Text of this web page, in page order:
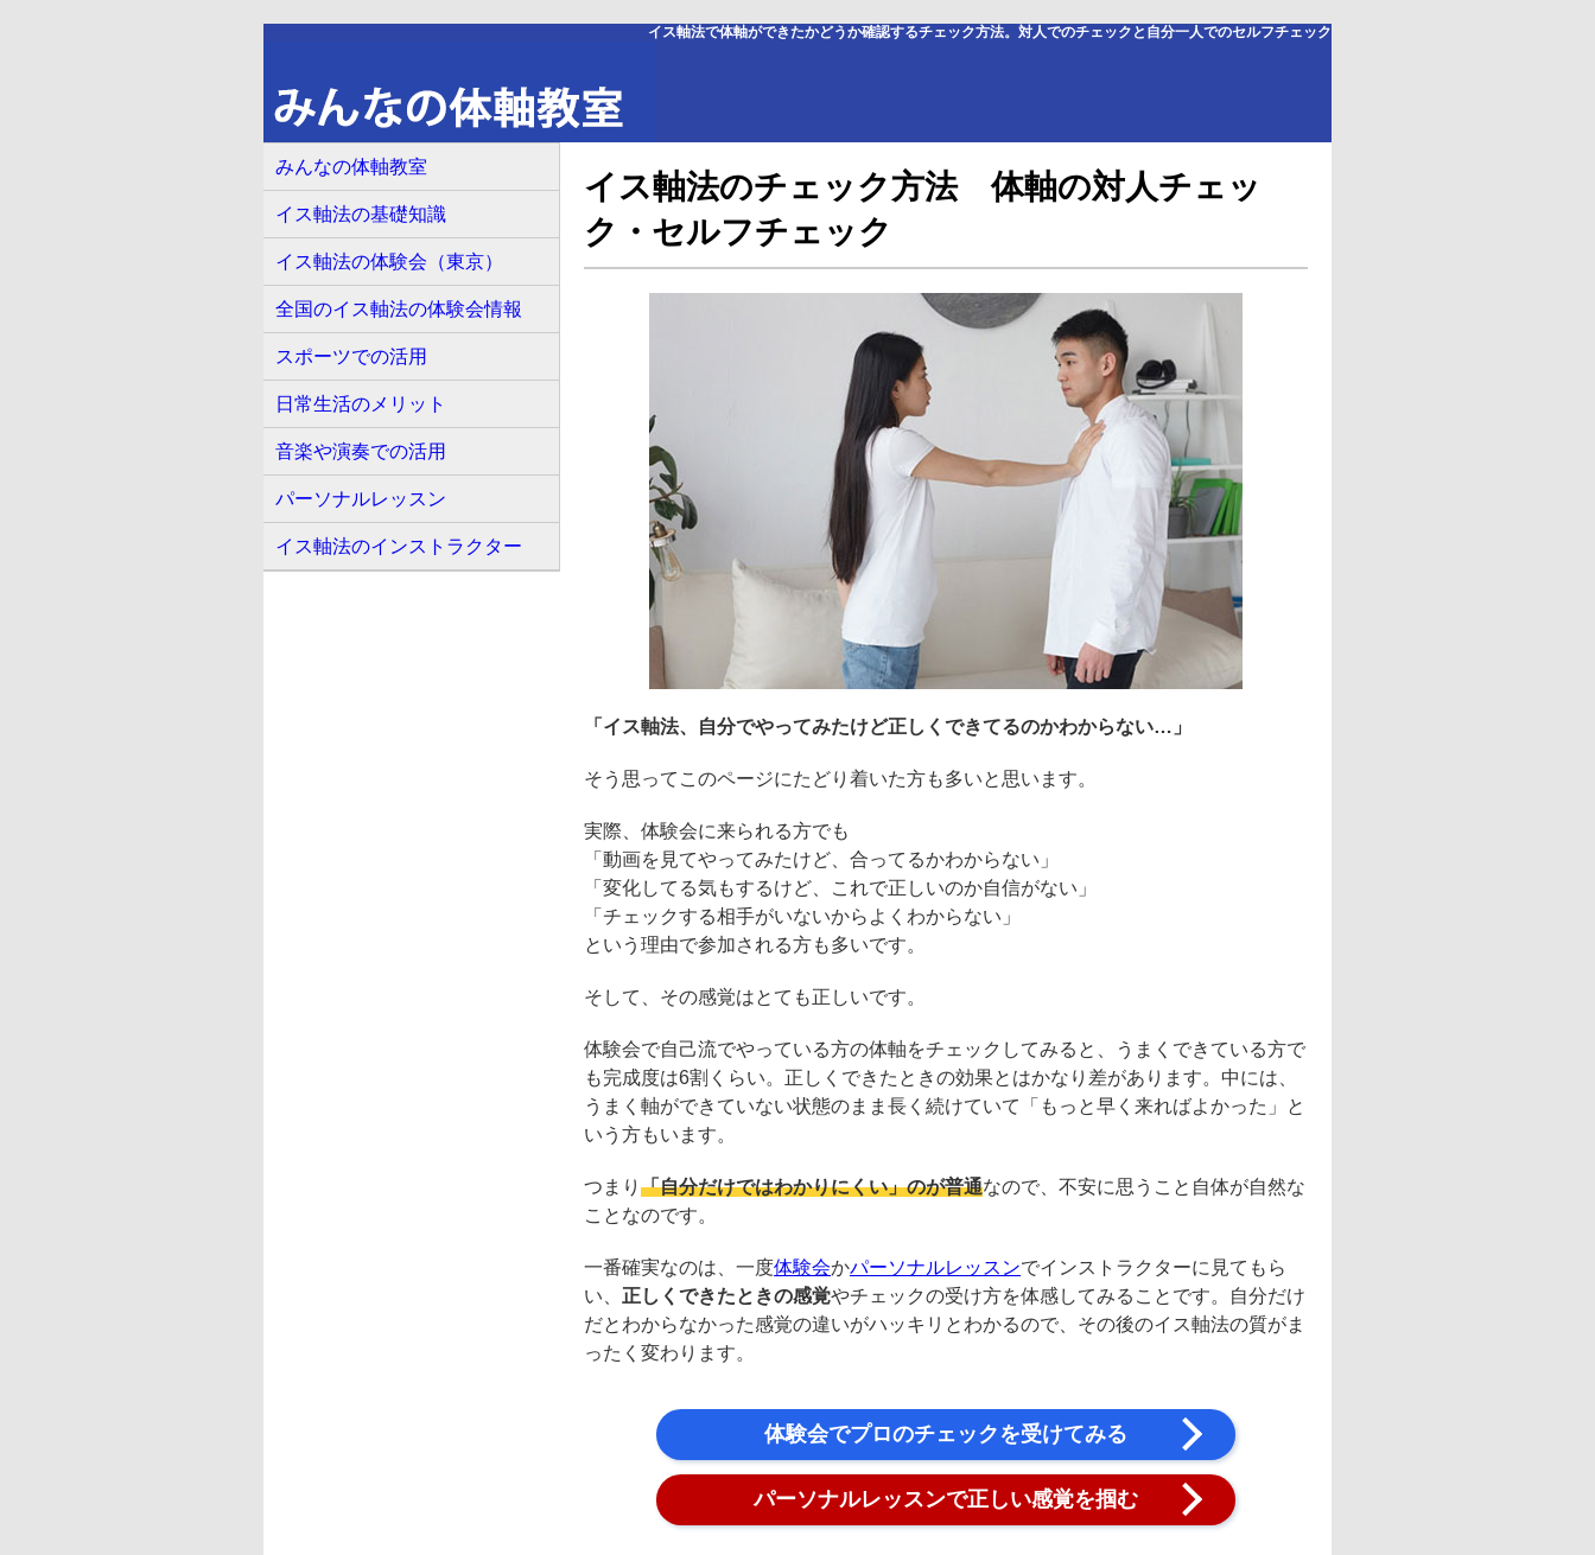
イス軸法で体軸ができたかどうか確認するチェック方法。対人でのチェックと自分一人でのセルフチェック
イス軸法のチェック方法 体軸の対人チェッ
ク・セルフチェック
「イス軸法、自分でやってみたけど正しくできてるのかわからない…」
そう思ってこのページにたどり着いた方も多いと思います。
実際、体験会に来られる方でも
「動画を見てやってみたけど、合ってるかわからない」
「変化してる気もするけど、これで正しいのか自信がない」
「チェックする相手がいないからよくわからない」
という理由で参加される方も多いです。
そして、その感覚はとても正しいです。
体験会で自己流でやっている方の体軸をチェックしてみると、うまくできている方で
も完成度は6割くらい。正しくできたときの効果とはかなり差があります。中には、
うまく軸ができていない状態のまま長く続けていて「もっと早く来ればよかった」と
いう方もいます。
つまり 「自分だけではわかりにくい」のが普通なので、不安に思うこと自体が自然な
ことなのです。
一番確実なのは、一度体験会かパーソナルレッスンでインストラクターに見てもら
い、 正しくできたときの感覚やチェックの受け方を体感してみることです。自分だけ
だとわからなかった感覚の違いがハッキリとわかるので、その後のイス軸法の質がま
ったく変わります。
体験会でプロのチェックを受けてみる
パーソナルレッスンで正しい感覚を掴む
みんなの体軸教室
イス軸法の基礎知識
イス軸法の体験会（東京）
全国のイス軸法の体験会情報
スポーツでの活用
日常生活のメリット
音楽や演奏での活用
パーソナルレッスン
イス軸法のインストラクター